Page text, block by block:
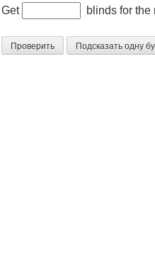
Get
blinds for
Проверить Подсказать одну